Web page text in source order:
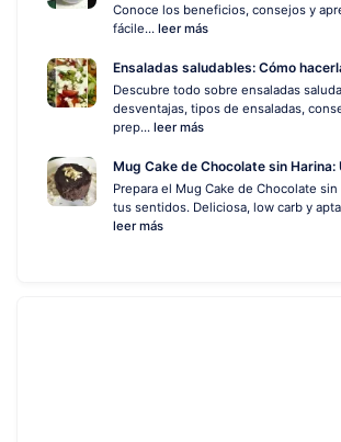
Conoce los beneficios, consejos y
fácile... leer más
Ensaladas saludables: Cómo
Descubre todo sobre ensaladas
desventajas, tipos de ensaladas,
prep... leer más
Mug Cake de Chocolate sin Harina:
Prepara el Mug Cake de Chocolate
tus sentidos. Deliciosa, low carb y
leer más